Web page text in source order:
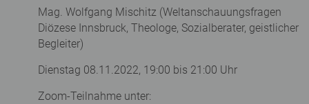
Mag. Wolfgang Mischitz (Weltanschauungsfragen
Diözese Innsbruck, Theologe, Sozialberater, geistlicher
Begleiter)
Dienstag 08.11.2022, 19:00 bis 21:00 Uhr
Zoom-Teilnahme unter: